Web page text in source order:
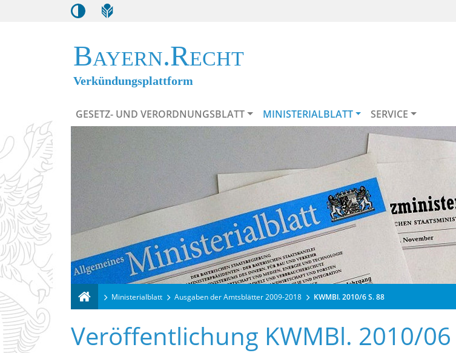
Bayern.Recht
Verkündungsplattform
GESETZ- UND VERORDNUNGSBLATT MINISTERIALBLATT SERVICE
Ministerialblatt Ausgaben der Amtsblätter 2009-2018 KWMBl. 2010/6 S. 88
Veröffentlichung KWMBl. 2010/